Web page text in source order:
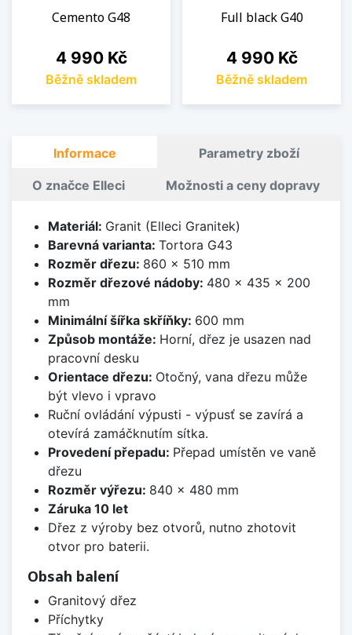
Cemento G48
Cena
4 990 Kč
Běžně skladem
Full black G40
Cena
4 990 Kč
Běžně skladem
Informace Parametry zboží
O značce Elleci Možnosti a ceny dopravy
Materiál: Granit (Elleci Granitek)
Barevná varianta: Tortora G43
Rozměr dřezu: 860 x 510 mm
Rozměr dřezové nádoby: 480 x 435 x 200
mm
Minimální šířka skříňky: 600 mm
Způsob montáže: Horní, dřez je usazen nad
pracovní desku
Orientace dřezu: Otočný, vana dřezu může
být vlevo i vpravo
Ruční ovládání výpusti - výpusť se zavírá a
otevírá zamáčknutím sítka.
Provedení přepadu: Přepad umístěn ve vaně
dřezu
Rozměr výřezu: 840 x 480 mm
Záruka 10 let
Dřez z výroby bez otvorů, nutno zhotovit
otvor pro baterii.
Obsah balení
Granitový dřez
Příchytky